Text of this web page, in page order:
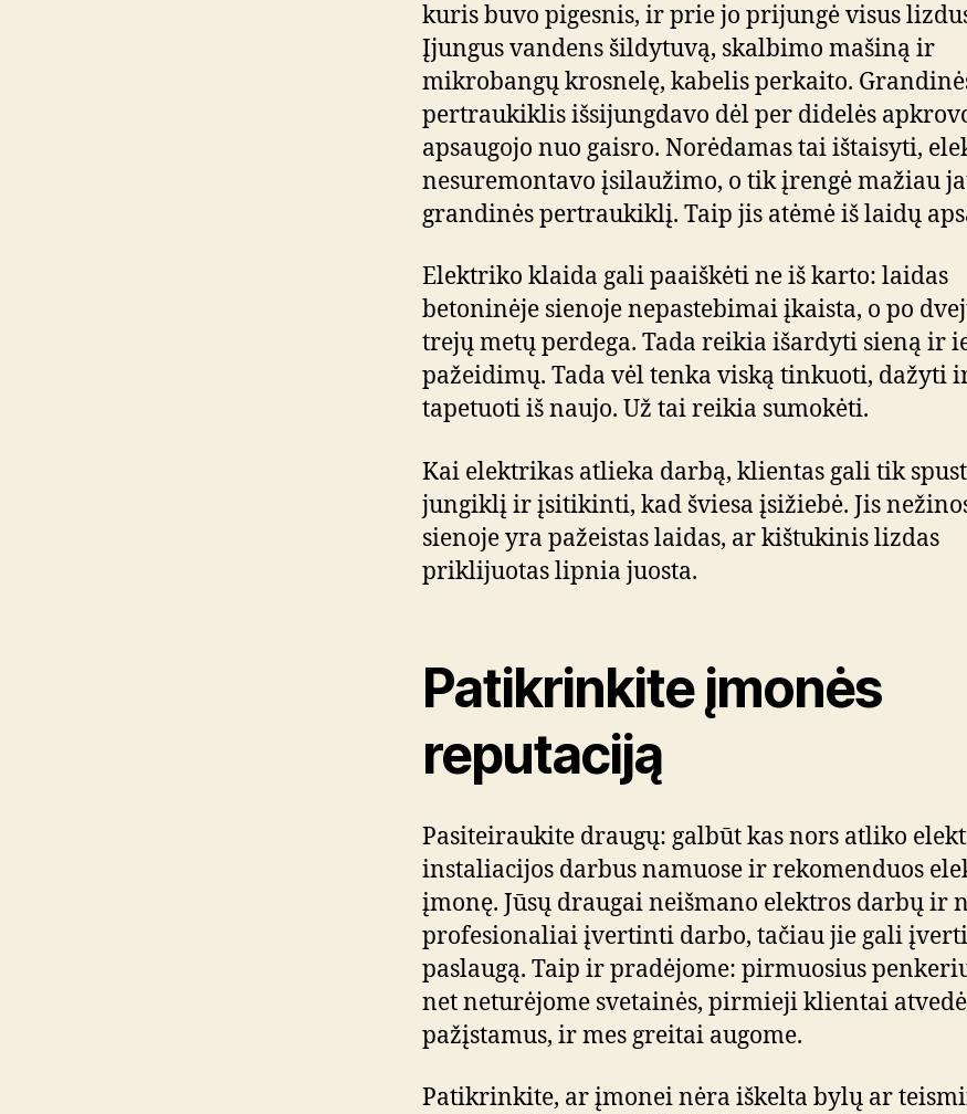
kuris buvo pigesnis, ir prie jo prijungė visus
Įjungus vandens šildytuvą, skalbimo mašiną ir
mikrobangų krosnelę, kabelis perkaito.
pertraukiklis išsijungdavo dėl per didelės
apsaugojo nuo gaisro. Norėdamas tai ištaisyti,
nesuremontavo įsilaužimo, o tik įrengė mažiau
grandinės pertraukiklį. Taip jis atėmė iš laidų
Elektriko klaida gali paaiškėti ne iš karto: laidas
betoninėje sienoje nepastebimai įkaista, o po
trejų metų perdega. Tada reikia išardyti sieną ir
pažeidimų. Tada vėl tenka viską tinkuoti, dažyti
tapetuoti iš naujo. Už tai reikia sumokėti.
Kai elektrikas atlieka darbą, klientas gali tik
jungiklį ir įsitikinti, kad šviesa įsižiebė. Jis
sienoje yra pažeistas laidas, ar kištukinis lizdas
priklijuotas lipnia juosta.
Patikrinkite įmonės
reputaciją
Pasiteiraukite draugų: galbūt kas nors atliko
instaliacijos darbus namuose ir rekomenduos
įmonę. Jūsų draugai neišmano elektros darbų ir
profesionaliai įvertinti darbo, tačiau jie gali
paslaugą. Taip ir pradėjome: pirmuosius
net neturėjome svetainės, pirmieji klientai
pažįstamus, ir mes greitai augome.
Patikrinkite, ar įmonei nėra iškelta bylų ar